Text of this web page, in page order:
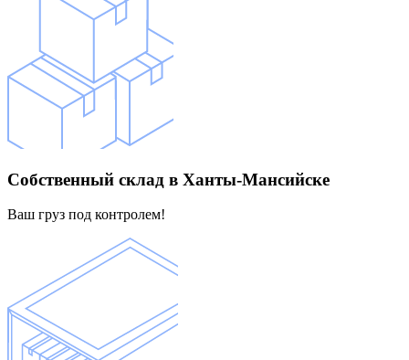
Собственный склад в Ханты-Мансийске
Ваш груз под контролем!